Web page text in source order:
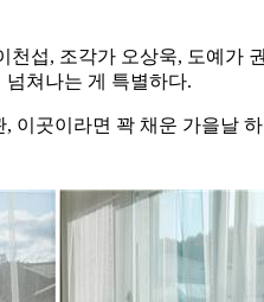
섭, 조각가 오상욱, 도예가
쳐나는 게 특별하다.
곳이라면 꽉 채운 가을날